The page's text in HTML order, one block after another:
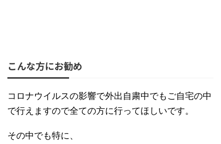
こんな方にお勧め
コロナウイルスの影響で外出自粛中でもご自宅の中
で行えますので全ての方に行ってほしいです。
その中でも特に、